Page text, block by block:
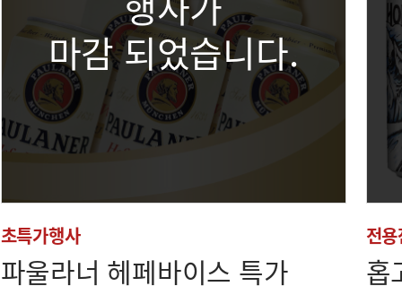
행사가
마감 되었습니다.
초특가행사
파울라너 헤페바이스 특가
전용
홉